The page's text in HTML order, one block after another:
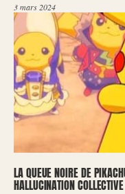
3 mars 2024
LA QUEUE NOIRE DE
HALLUCINATION